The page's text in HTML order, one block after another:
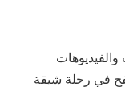
في رحلة شيقة